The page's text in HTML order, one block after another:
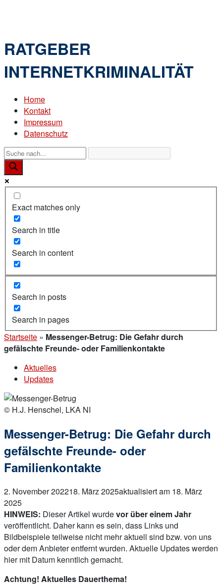
RATGEBER
INTERNETKRIMINALITÄT
Home
Kontakt
Impressum
Datenschutz
Exact matches only
Search in title
Search in content
Search in posts
Search in pages
Startseite » Messenger-Betrug: Die Gefahr durch
gefälschte Freunde- oder Familienkontakte
Aktuelles
Updates
© H.J. Henschel, LKA NI
Messenger-Betrug: Die Gefahr durch
gefälschte Freunde- oder
Familienkontakte
2. November 202218. März 2025aktualisiert am 18. März
2025
HINWEIS: Dieser Artikel wurdevor über einem Jahr
veröffentlicht. Daher kann es sein, dass Links und
Bildbeispiele teilweise nicht mehr aktuell sind bzw. von uns
oder dem Anbieter entfernt wurden. Aktuelle Updates werden
hier mit Datum kenntlich gemacht.
Achtung! Aktuelles Dauerthema!